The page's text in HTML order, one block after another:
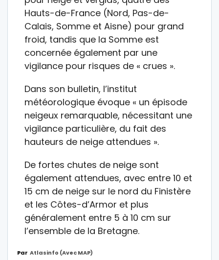
Hauts-de-France (Nord, Pas-de-
Calais, Somme et Aisne) pour grand
froid, tandis que la Somme est
concernée également par une
vigilance pour risques de « crues ».
Dans son bulletin, l’institut
météorologique évoque « un épisode
neigeux remarquable, nécessitant une
vigilance particulière, du fait des
hauteurs de neige attendues ».
De fortes chutes de neige sont
également attendues, avec entre 10 et
15 cm de neige sur le nord du Finistère
et les Côtes-d’Armor et plus
généralement entre 5 à 10 cm sur
l’ensemble de la Bretagne.
Par Atlasinfo (avec MAP)